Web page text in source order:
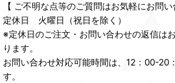
【 ご不明な点等のご質問はお気軽にお問い
定休日 火曜日（祝日を除く）
※定休日のご注文・お問い合わせの返信は
ります。
お問い合わせ対応可能時間は、12：00-20
す。